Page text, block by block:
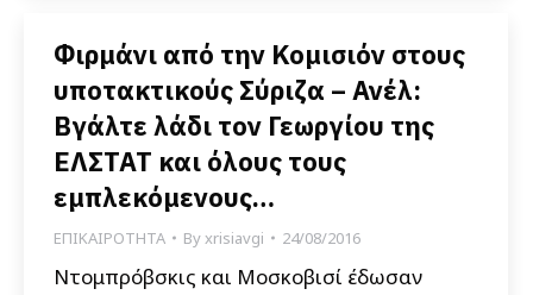
Φιρμάνι από την Κομισιόν στους
υποτακτικούς Σύριζα – Ανέλ:
Βγάλτε λάδι τον Γεωργίου της
ΕΛΣΤΑΤ και όλους τους
εμπλεκόμενους…
ΕΠΙΚΑΙΡΟΤΗΤΑ Byxrisiavgi 24/08/2016
Ντομπρόβσκις και Μοσκοβισί έδωσαν